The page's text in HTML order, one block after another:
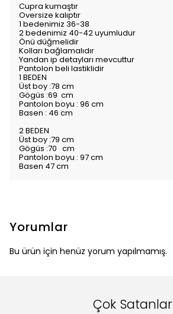
Cupra kumaştır
Oversize kalıptır
1 bedenimiz 36-38
2 bedenimiz 40-42 uyumludur
Önü düğmelidir
Kolları bağlamalıdır
Yandan ip detayları mevcuttur
Pantolon beli lastiklidir
1 BEDEN
Üst boy :78 cm
Gögüs :69 cm
Pantolon boyu : 96 cm
Basen : 46 cm
2 BEDEN
Üst boy :79 cm
Gögüs :70 cm
Pantolon boyu : 97 cm
Basen 47 cm
Yorumlar
Bu ürün için henüz yorum yapılmamış.
Çok Satanlar